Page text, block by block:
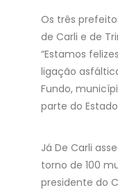
Os três
de Carli e de
“Estamos
ligação
Fundo,
parte do
Já De Carli
torno de 100
presidente do